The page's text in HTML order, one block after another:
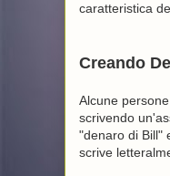
caratteristica
Creando
Alcune
scrivendo
"denaro di Bill"
scrive